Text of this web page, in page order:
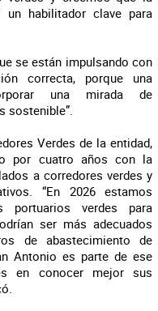
un habilitador clave para
se están impulsando con
correcta, porque una
una mirada de
sostenible”.
Verdes de la entidad,
por cuatro años con la
a corredores verdes y
“En 2026 estamos
portuarios verdes para
ser más adecuados
de abastecimiento de
Antonio es parte de ese
en conocer mejor sus